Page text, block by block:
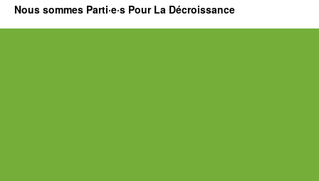
Nous sommes Parti·e·s Pour La Décroissance